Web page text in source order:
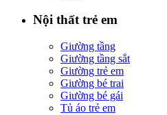
Nội thất trẻ em
Giường tầng
Giường tầng sắt
Giường trẻ em
Giường bé trai
Giường bé gái
Tủ áo trẻ em